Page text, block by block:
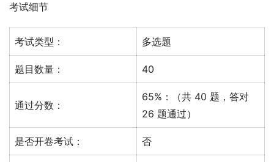
考试细节
考试类型： 多选题
题目数量： 40
通过分数：
65%：（共 40 题，答对
26 题通过）
是否开卷考试： 否